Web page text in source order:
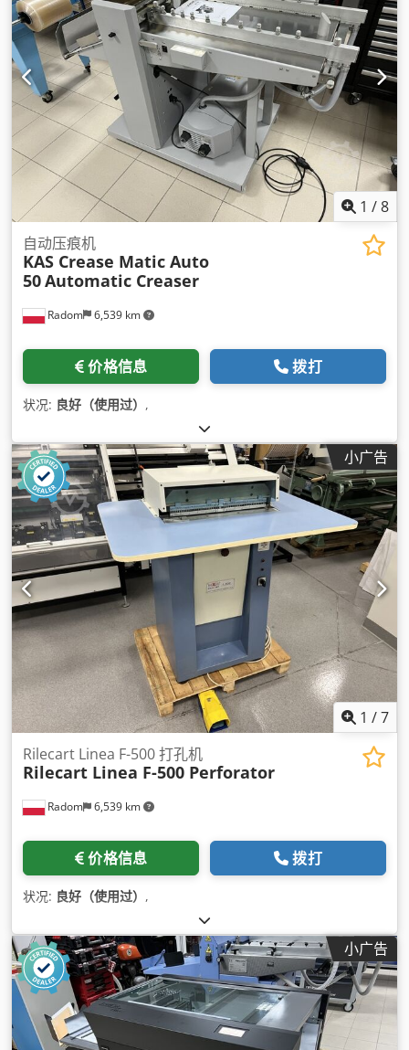
1 /8
Radom 6,539 km
自动压痕机
KAS Crease Matic Auto
50Automatic Creaser
价格信息 拨打
状况: 良好（使用过） ,
小广告
1 /7
Radom 6,539 km
Rilecart Linea F-500 打孔机
Rilecart Linea F-500 Perforator
价格信息 拨打
状况: 良好（使用过） ,
小广告